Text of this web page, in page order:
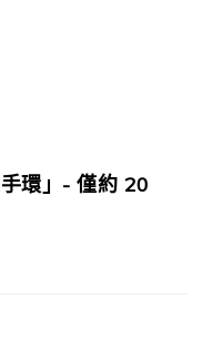
環」- 僅約 20